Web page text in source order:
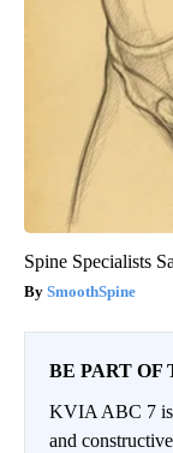
Spine Specialists
SmoothSpine
BE PART OF
KVIA ABC 7 is
and